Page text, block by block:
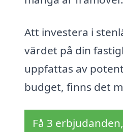
Att investera i
värdet på din
uppfattas av
budget, finns det
Få 3